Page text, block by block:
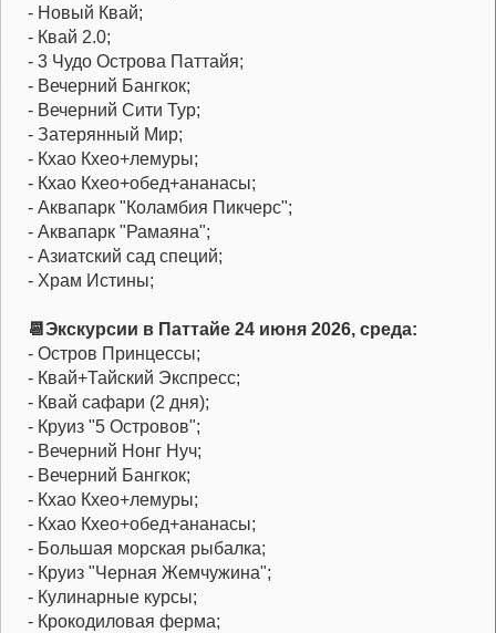
- Новый Квай;
- Квай 2.0;
- 3 Чудо Острова Паттайя;
- Вечерний Бангкок;
- Вечерний Сити Тур;
- Затерянный Мир;
- Кхао Кхео+лемуры;
- Кхао Кхео+обед+ананасы;
- Аквапарк "Коламбия Пикчерс";
- Аквапарк "Рамаяна";
- Азиатский сад специй;
- Храм Истины;
📆Экскурсии в Паттайе 24 июня 2026, среда:
- Остров Принцессы;
- Квай+Тайский Экспресс;
- Квай сафари (2 дня);
- Круиз "5 Островов";
- Вечерний Нонг Нуч;
- Вечерний Бангкок;
- Кхао Кхео+лемуры;
- Кхао Кхео+обед+ананасы;
- Большая морская рыбалка;
- Круиз "Черная Жемчужина";
- Кулинарные курсы;
- Крокодиловая ферма;